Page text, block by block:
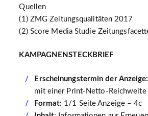
Quellen
(1) ZMG Zeitungsqualitäten 2017
(2) Score Media Studie
KAMPAGNENSTECKBRIEF
Erscheinungstermin der Anzeige:
mit einer Print-Netto-
Format: 1/1 Seite Anzeige – 4c